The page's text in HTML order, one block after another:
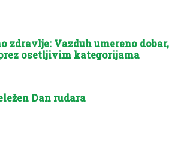
zdravlje: Vazduh umereno dobar,
osetljivim kategorijama
Dan rudara